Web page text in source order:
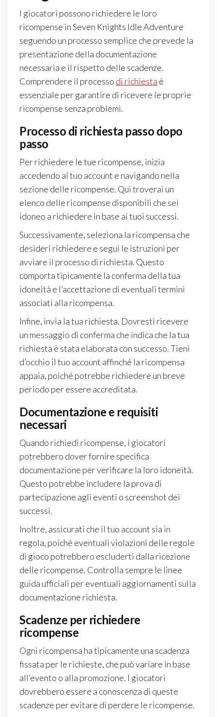
I giocatori possono richiedere le loro
ricompense in Seven Knights Idle Adventure
seguendo un processo semplice che prevede la
presentazione della documentazione
necessaria e il rispetto delle scadenze.
Comprendere il processo di richiesta è
essenziale per garantire di ricevere le proprie
ricompense senza problemi.
Processo di richiesta passo dopo
passo
Per richiedere le tue ricompense, inizia
accedendo al tuo account e navigando nella
sezione delle ricompense. Qui troverai un
elenco delle ricompense disponibili che sei
idoneo a richiedere in base ai tuoi successi.
Successivamente, seleziona la ricompensa che
desideri richiedere e segui le istruzioni per
avviare il processo di richiesta. Questo
comporta tipicamente la conferma della tua
idoneità e l’accettazione di eventuali termini
associati alla ricompensa.
Infine, invia la tua richiesta. Dovresti ricevere
un messaggio di conferma che indica che la tua
richiesta è stata elaborata con successo. Tieni
d’occhio il tuo account affinché la ricompensa
appaia, poiché potrebbe richiedere un breve
periodo per essere accreditata.
Documentazione e requisiti
necessari
Quando richiedi ricompense, i giocatori
potrebbero dover fornire specifica
documentazione per verificare la loro idoneità.
Questo potrebbe includere la prova di
partecipazione agli eventi o screenshot dei
successi.
Inoltre, assicurati che il tuo account sia in
regola, poiché eventuali violazioni delle regole
di gioco potrebbero escluderti dalla ricezione
delle ricompense. Controlla sempre le linee
guida ufficiali per eventuali aggiornamenti sulla
documentazione richiesta.
Scadenze per richiedere
ricompense
Ogni ricompensa ha tipicamente una scadenza
fissata per le richieste, che può variare in base
all’evento o alla promozione. I giocatori
dovrebbero essere a conoscenza di queste
scadenze per evitare di perdere le ricompense.